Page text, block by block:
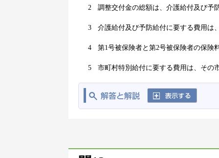
2 調整交付金の総額は、介護給付及び予
3 介護給付及び予防給付に要する費用は
4 第1号被保険者と第2号被保険者の保険
5 市町村特別給付に要する費用は、その